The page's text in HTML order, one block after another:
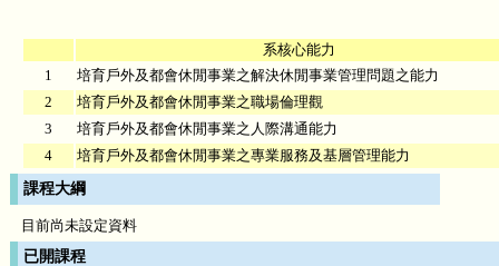
系核心能力
1
培育戶外及都會休閒事業之解決休閒事業管理問題之能力
2
培育戶外及都會休閒事業之職場倫理觀
3
培育戶外及都會休閒事業之人際溝通能力
4
培育戶外及都會休閒事業之專業服務及基層管理能力
課程大綱
目前尚未設定資料
已開課程